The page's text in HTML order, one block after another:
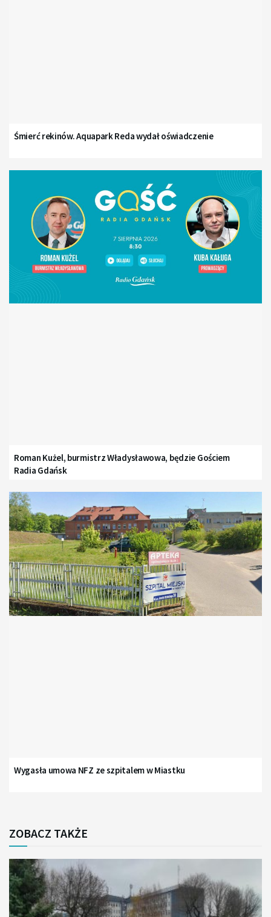
Śmierć rekinów. Aquapark Reda wydał oświadczenie
Roman Kużel, burmistrz Władysławowa, będzie Gościem
Radia Gdańsk
Wygasła umowa NFZ ze szpitalem w Miastku
ZOBACZ TAKŻE